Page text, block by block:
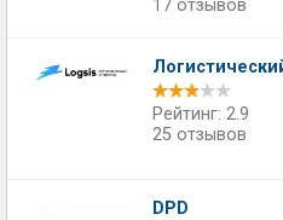
17 отзывов
Рейтинг: 2.9
25 отзывов
DPD